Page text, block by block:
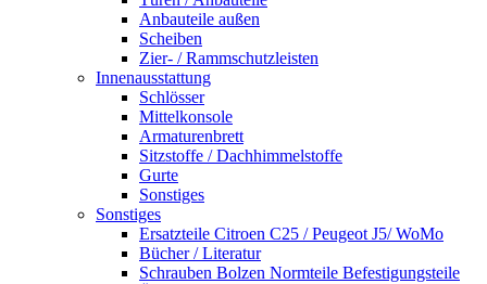
Anbauteile außen
Scheiben
Zier- / Rammschutzleisten
Innenausstattung
Schlösser
Mittelkonsole
Armaturenbrett
Sitzstoffe / Dachhimmelstoffe
Gurte
Sonstiges
Sonstiges
Ersatzteile Citroen C25 / Peugeot J5/ WoMo
Bücher / Literatur
Schrauben Bolzen Normteile Befestigungsteile